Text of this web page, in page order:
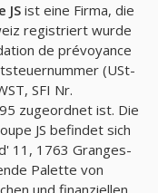
JS ist eine Firma, die
registriert wurde
de prévoyance
(USt-
SFI Nr.
zugeordnet ist. Die
JS befindet sich
11, 1763 Granges-
Palette von